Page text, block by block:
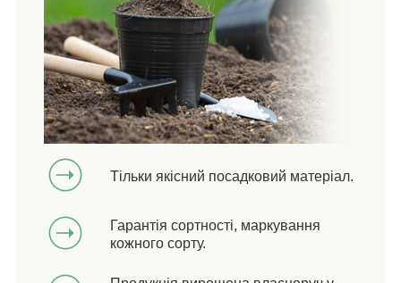
Тільки якісний посадковий матеріал.
Гарантія сортності, маркування
кожного сорту.